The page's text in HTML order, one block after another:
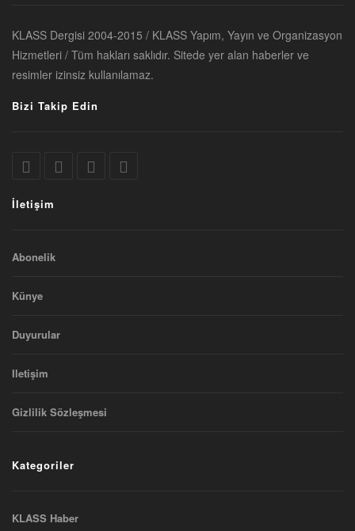
KLASS Dergisi 2004-2015 / KLASS Yapım, Yayın ve Organizasyon
Hizmetleri / Tüm hakları saklıdır. Sitede yer alan haberler ve
resimler izinsiz kullanılamaz.
Bizi Takip Edin
İletişim
Abonelik
Künye
Duyurular
Iletişim
Gizlilik Sözleşmesi
Kategoriler
KLASS Haber